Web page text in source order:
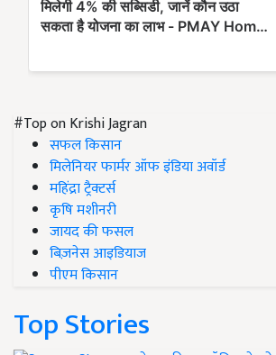
#Top on Krishi Jagran
सफल किसान
मिलेनियर फार्मर ऑफ इंडिया अवॉर्ड
महिंद्रा ट्रैक्टर्स
कृषि मशीनरी
जायद की फसल
बिज़नेस आइडियाज
पीएम किसान
Top Stories